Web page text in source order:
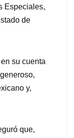
Especiales,
de
su cuenta
y,
que,